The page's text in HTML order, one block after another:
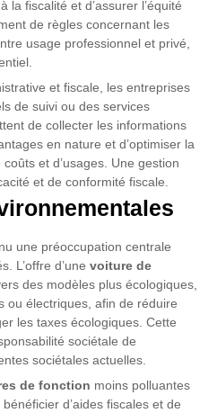
la fiscalité et d’assurer l’équité
de règles concernant les
usage professionnel et privé,
et fiscale, les entreprises
de suivi ou des services
de collecter les informations
en nature et d’optimiser la
et d’usages. Une gestion
et de conformité fiscale.
une préoccupation centrale
L’offre d’unevoiture de
des modèles plus écologiques,
ou électriques, afin de réduire
les taxes écologiques. Cette
sociétale de
sociétales actuelles.
de fonction moins polluantes
d’aides fiscales et de